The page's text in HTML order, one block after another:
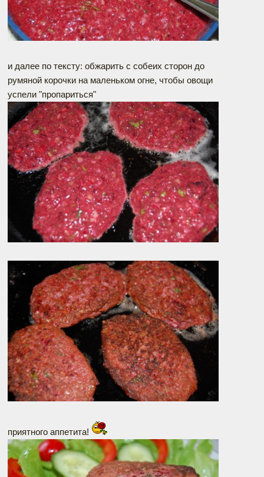
и далее по тексту: обжарить с собеих сторон до
румяной корочки на маленьком огне, чтобы овощи
успели "пропариться"
приятного аппетита!